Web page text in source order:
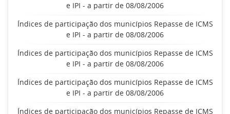
e IPI - a partir de 08/08/2006
Índices de participação dos municípios Repasse de ICMS
e IPI - a partir de 08/08/2006
Índices de participação dos municípios Repasse de ICMS
e IPI - a partir de 08/08/2006
Índices de participação dos municípios Repasse de ICMS
e IPI - a partir de 08/08/2006
Índices de participação dos municípios Repasse de ICMS